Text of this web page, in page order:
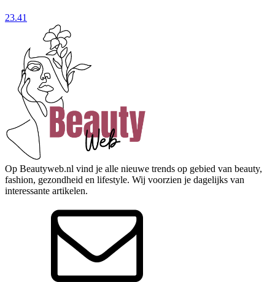
23.41
Op Beautyweb.nl vind je alle nieuwe trends op gebied van beauty,
fashion, gezondheid en lifestyle. Wij voorzien je dagelijks van
interessante artikelen.